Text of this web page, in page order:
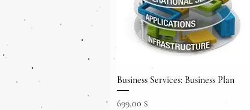
快速瀏覽
Business Services: Business Plan
價格
699,00 $